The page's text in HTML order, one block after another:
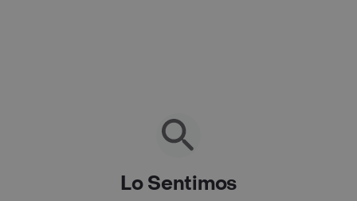
Lo Sentimos